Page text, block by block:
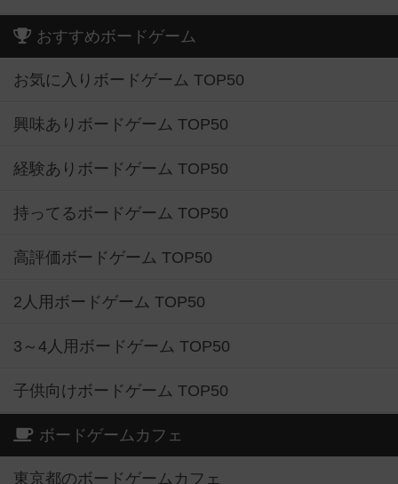
おすすめボードゲーム
お気に入りボードゲーム TOP50
興味ありボードゲーム TOP50
経験ありボードゲーム TOP50
持ってるボードゲーム TOP50
高評価ボードゲーム TOP50
2人用ボードゲーム TOP50
3～4人用ボードゲーム TOP50
子供向けボードゲーム TOP50
ボードゲームカフェ
東京都のボードゲームカフェ